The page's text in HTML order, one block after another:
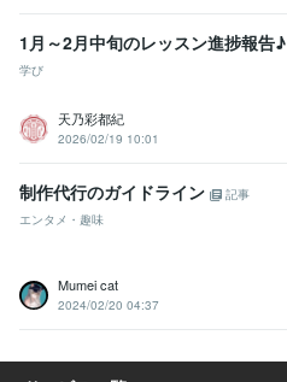
1月～2月中旬のレッスン進捗報告♪
学び
天乃彩都紀
2026/02/19 10:01
制作代行のガイドライン
記事
エンタメ・趣味
Mumei cat
2024/02/20 04:37